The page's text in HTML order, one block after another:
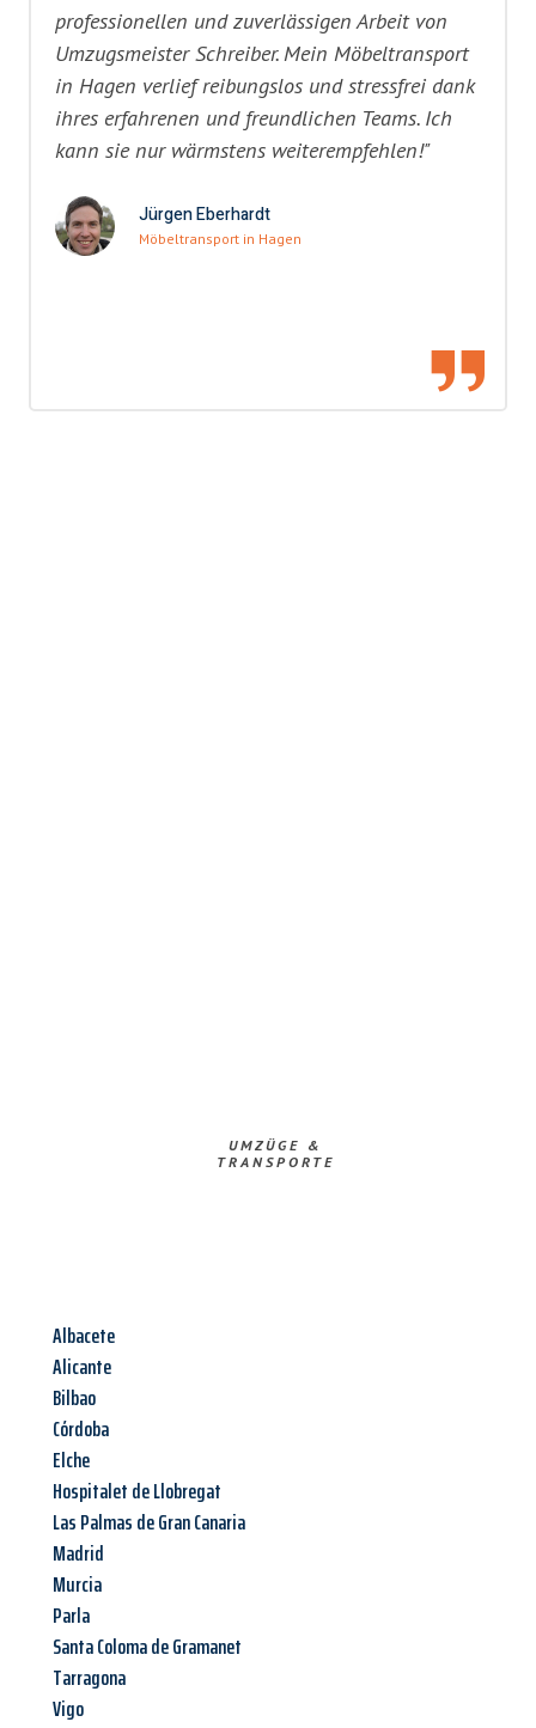
professionellen und zuverlässigen Arbeit von
Umzugsmeister Schreiber. Mein Möbeltransport
in Hagen verlief reibungslos und stressfrei dank
ihres erfahrenen und freundlichen Teams. Ich
kann sie nur wärmstens weiterempfehlen!"
Jürgen Eberhardt
Möbeltransport in Hagen
UMZÜGE &
TRANSPORTE
Albacete
Alicante
Bilbao
Córdoba
Elche
Hospitalet de Llobregat
Las Palmas de Gran Canaria
Madrid
Murcia
Parla
Santa Coloma de Gramanet
Tarragona
Vigo